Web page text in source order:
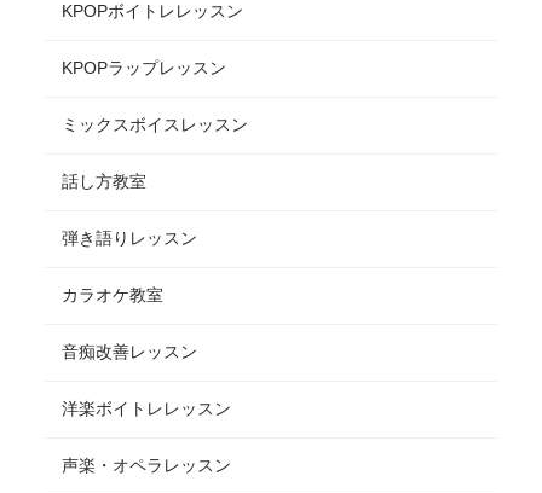
KPOPボイトレレッスン
KPOPラップレッスン
ミックスボイスレッスン
話し方教室
弾き語りレッスン
カラオケ教室
音痴改善レッスン
洋楽ボイトレレッスン
声楽・オペラレッスン